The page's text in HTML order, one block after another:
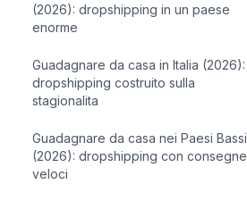
(2026): dropshipping in un paese
enorme
Guadagnare da casa in Italia (2026):
dropshipping costruito sulla
stagionalita
Guadagnare da casa nei Paesi Bassi
(2026): dropshipping con consegne
veloci